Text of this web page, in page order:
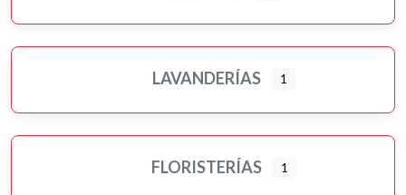
LAVANDERÍAS 1
FLORISTERÍAS 1